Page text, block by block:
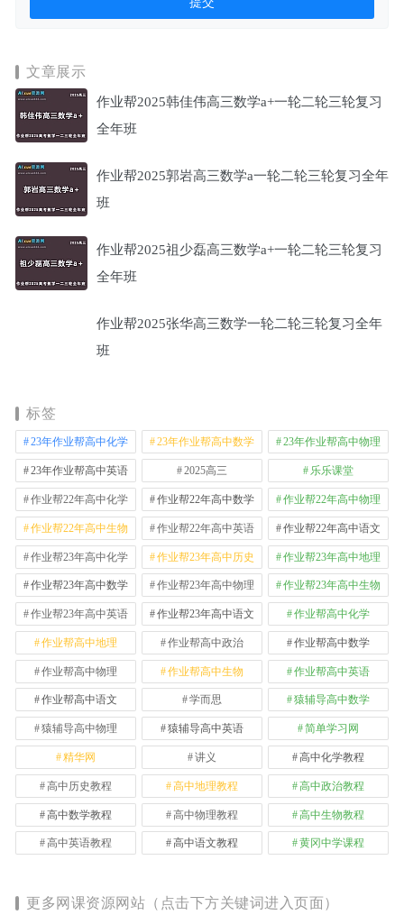
文章展示
作业帮2025韩佳伟高三数学a+一轮二轮三轮复习
全年班
作业帮2025郭岩高三数学a一轮二轮三轮复习全年
班
作业帮2025祖少磊高三数学a+一轮二轮三轮复习
全年班
作业帮2025张华高三数学一轮二轮三轮复习全年
班
标签
23年作业帮高中化学 23年作业帮高中数学 23年作业帮高中物理
23年作业帮高中英语 2025高三 乐乐课堂
作业帮22年高中化学 作业帮22年高中数学 作业帮22年高中物理
作业帮22年高中生物 作业帮22年高中英语 作业帮22年高中语文
作业帮23年高中化学 作业帮23年高中历史 作业帮23年高中地理
作业帮23年高中数学 作业帮23年高中物理 作业帮23年高中生物
作业帮23年高中英语 作业帮23年高中语文 作业帮高中化学
作业帮高中地理 作业帮高中政治 作业帮高中数学
作业帮高中物理 作业帮高中生物 作业帮高中英语
作业帮高中语文 学而思 猿辅导高中数学
猿辅导高中物理 猿辅导高中英语 简单学习网
精华网 讲义 高中化学教程
高中历史教程 高中地理教程 高中政治教程
高中数学教程 高中物理教程 高中生物教程
高中英语教程 高中语文教程 黄冈中学课程
更多网课资源网站（点击下方关键词进入页面）